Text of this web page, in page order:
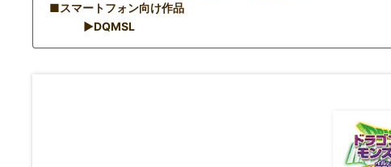
■スマートフォン向け作品
▶︎DQMSL